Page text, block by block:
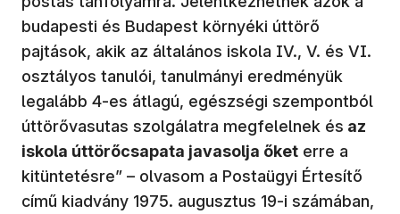
budapesti és Budapest környéki úttörő
pajtások, akik az általános iskola IV., V. és VI.
osztályos tanulói, tanulmányi eredményük
legalább 4-es átlagú, egészségi szempontból
úttörővasutas szolgálatra megfelelnek és az
iskola úttörőcsapata javasolja őket erre a
kitüntetésre” – olvasom a Postaügyi Értesítő
című kiadvány 1975. augusztus 19-i számában,